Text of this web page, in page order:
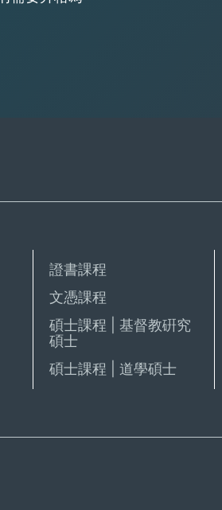
證書課程
文憑課程
碩士課程 | 基督教硏究
碩士
碩士課程 | 道學碩士